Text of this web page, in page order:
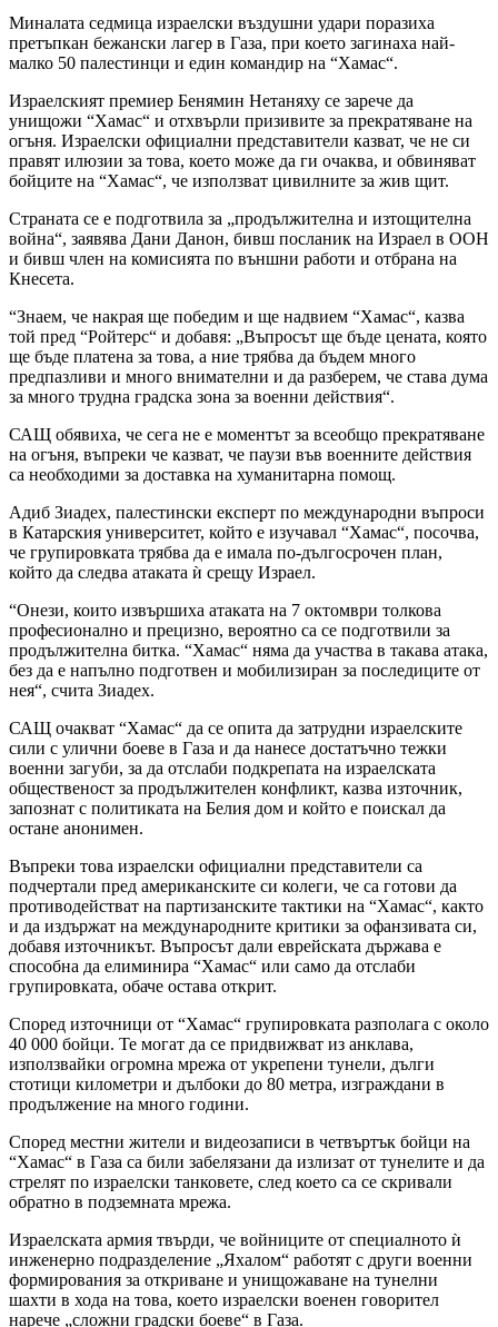
Миналата седмица израелски въздушни удари поразиха
претъпкан бежански лагер в Газа, при което загинаха най-
малко 50 палестинци и един командир на “Хамас“.
Израелският премиер Бенямин Нетаняху се зарече да
унищожи “Хамас“ и отхвърли призивите за прекратяване на
огъня. Израелски официални представители казват, че не си
правят илюзии за това, което може да ги очаква, и обвиняват
бойците на “Хамас“, че използват цивилните за жив щит.
Страната се е подготвила за „продължителна и изтощителна
война“, заявява Дани Данон, бивш посланик на Израел в ООН
и бивш член на комисията по външни работи и отбрана на
Кнесета.
“Знаем, че накрая ще победим и ще надвием “Хамас“, казва
той пред “Ройтерс“ и добавя: „Въпросът ще бъде цената, която
ще бъде платена за това, а ние трябва да бъдем много
предпазливи и много внимателни и да разберем, че става дума
за много трудна градска зона за военни действия“.
САЩ обявиха, че сега не е моментът за всеобщо прекратяване
на огъня, въпреки че казват, че паузи във военните действия
са необходими за доставка на хуманитарна помощ.
Адиб Зиадех, палестински експерт по международни въпроси
в Катарския университет, който е изучавал “Хамас“, посочва,
че групировката трябва да е имала по-дългосрочен план,
който да следва атаката ѝ срещу Израел.
“Онези, които извършиха атаката на 7 октомври толкова
професионално и прецизно, вероятно са се подготвили за
продължителна битка. “Хамас“ няма да участва в такава атака,
без да е напълно подготвен и мобилизиран за последиците от
нея“, счита Зиадех.
САЩ очакват “Хамас“ да се опита да затрудни израелските
сили с улични боеве в Газа и да нанесе достатъчно тежки
военни загуби, за да отслаби подкрепата на израелската
общественост за продължителен конфликт, казва източник,
запознат с политиката на Белия дом и който е поискал да
остане анонимен.
Въпреки това израелски официални представители са
подчертали пред американските си колеги, че са готови да
противодействат на партизанските тактики на “Хамас“, както
и да издържат на международните критики за офанзивата си,
добавя източникът. Въпросът дали еврейската държава е
способна да елиминира “Хамас“ или само да отслаби
групировката, обаче остава открит.
Според източници от “Хамас“ групировката разполага с около
40 000 бойци. Те могат да се придвижват из анклава,
използвайки огромна мрежа от укрепени тунели, дълги
стотици километри и дълбоки до 80 метра, изграждани в
продължение на много години.
Според местни жители и видеозаписи в четвъртък бойци на
“Хамас“ в Газа са били забелязани да излизат от тунелите и да
стрелят по израелски танковете, след което са се скривали
обратно в подземната мрежа.
Израелската армия твърди, че войниците от специалното ѝ
инженерно подразделение „Яхалом“ работят с други военни
формирования за откриване и унищожаване на тунелни
шахти в хода на това, което израелски военен говорител
нарече „сложни градски боеве“ в Газа.